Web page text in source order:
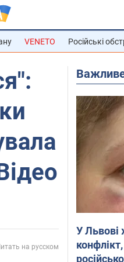
VENETO Російські
на русском
У Львові